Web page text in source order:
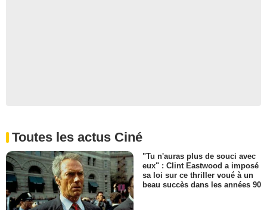
Toutes les actus Ciné
"Tu n'auras plus de souci avec
eux" : Clint Eastwood a imposé
sa loi sur ce thriller voué à un
beau succès dans les années 90